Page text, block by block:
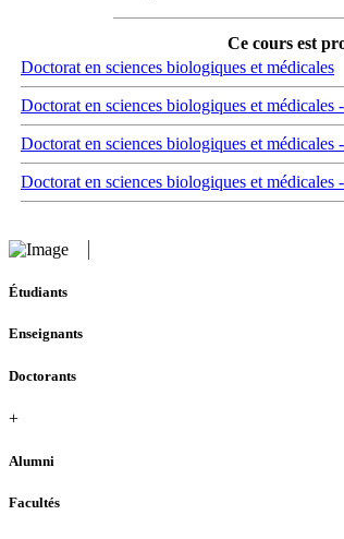
Ce cours est
Doctorat en sciences biologiques et médicales
Doctorat en sciences biologiques et
Doctorat en sciences biologiques et
Doctorat en sciences biologiques et
Étudiants
Enseignants
Doctorants
+
Alumni
Facultés